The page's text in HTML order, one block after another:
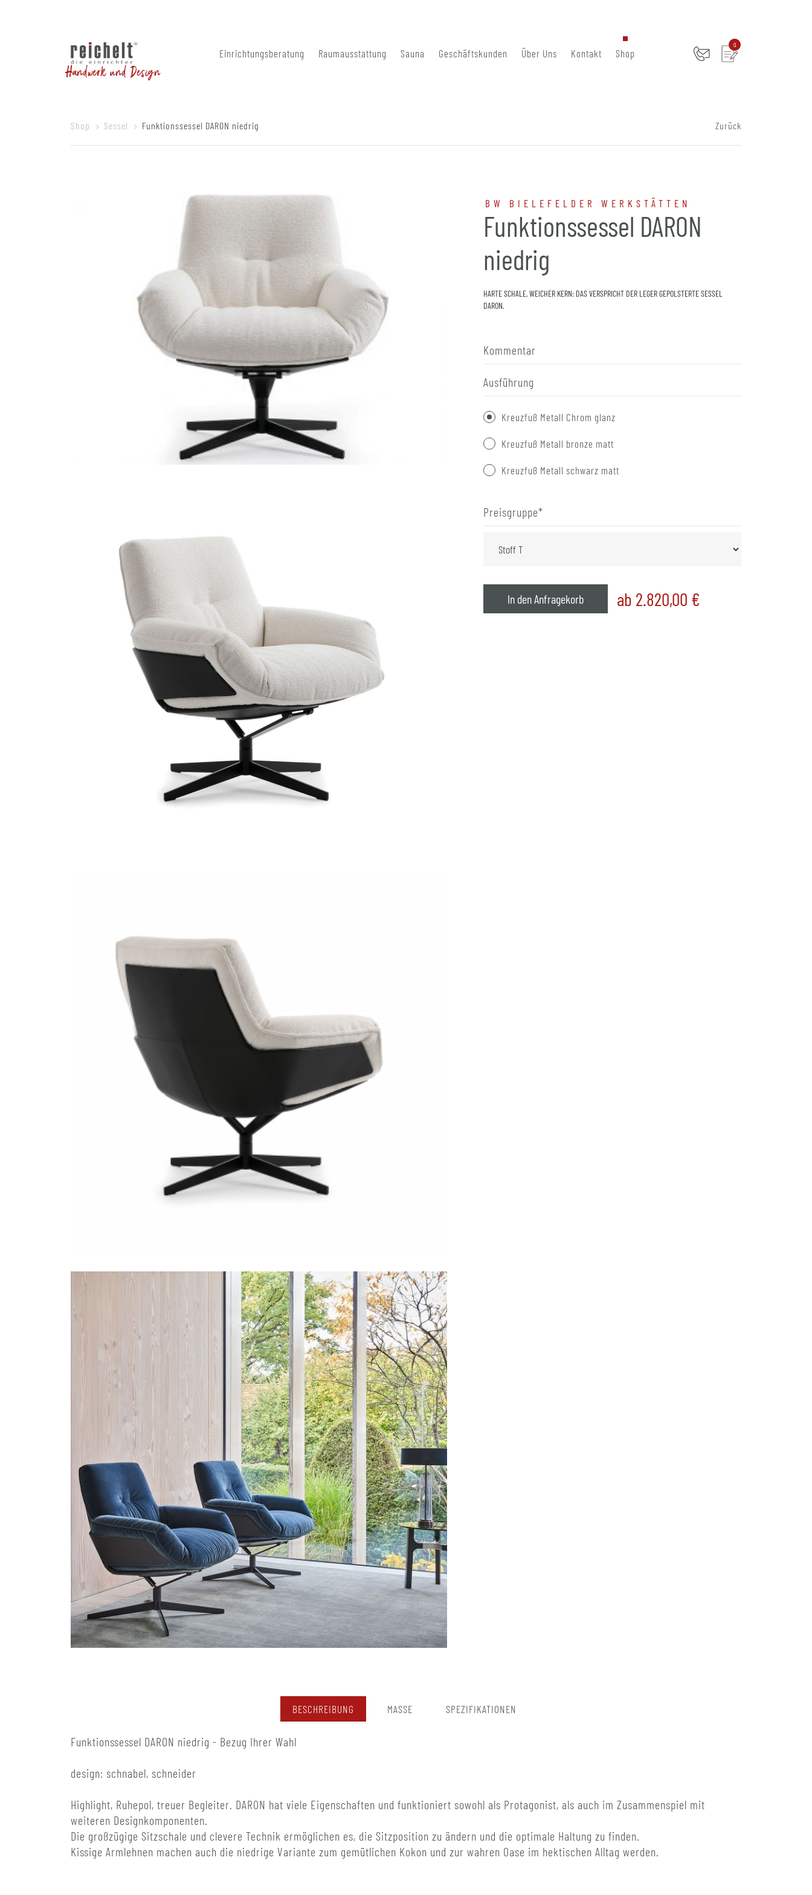
Handwerk und Design
Einrichtungsberatung Raumausstattung Sauna Geschäftskunden Über Uns Kontakt Shop
0
Shop Sessel Funktionssessel DARON niedrig Zurück
BW BIELEFELDER WERKSTÄTTEN
Funktionssessel DARON
niedrig
HARTE SCHALE, WEICHER KERN: DAS VERSPRICHT DER LEGER GEPOLSTERTE SESSEL
DARON.
Kommentar
Ausführung
Kreuzfuß Metall Chrom glanz
Kreuzfuß Metall bronze matt
Kreuzfuß Metall schwarz matt
Preisgruppe*
In den Anfragekorb ab 2.820,00 €
BESCHREIBUNG MASSE SPEZIFIKATIONEN
Funktionssessel DARON niedrig - Bezug Ihrer Wahl
design: schnabel, schneider
Highlight, Ruhepol, treuer Begleiter. DARON hat viele Eigenschaften und funktioniert sowohl als Protagonist, als auch im Zusammenspiel mit
weiteren Designkomponenten.
Die großzügige Sitzschale und clevere Technik ermöglichen es, die Sitzposition zu ändern und die optimale Haltung zu finden.
Kissige Armlehnen machen auch die niedrige Variante zum gemütlichen Kokon und zur wahren Oase im hektischen Alltag werden.